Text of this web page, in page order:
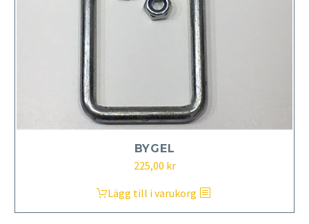
BYGEL
225,00 kr
Lägg till i varukorg